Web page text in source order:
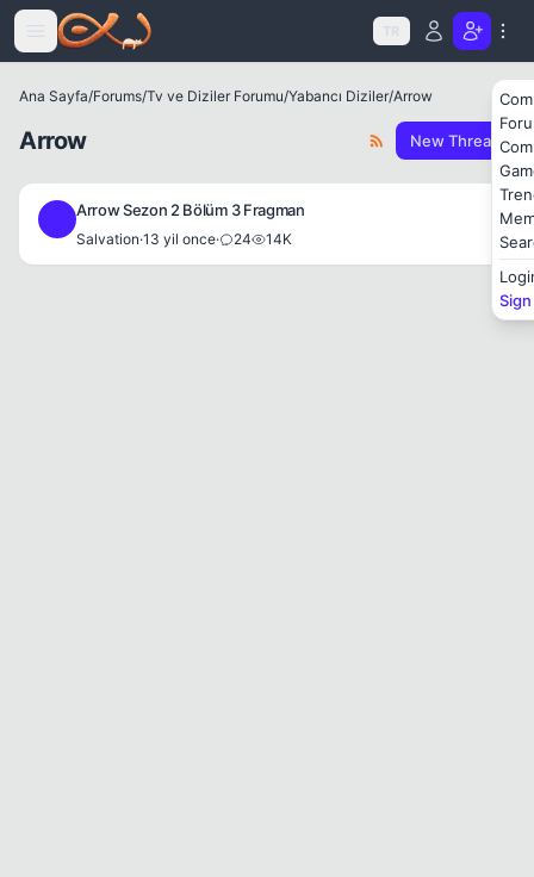
Icerige atla
TR
Ana Sayfa/Forums/Tv ve Diziler Forumu/Yabancı Diziler/Arrow
Arrow New Thread
Arrow Sezon 2 Bölüm 3 Fragman
Salvation·13 yil once· 24 14K